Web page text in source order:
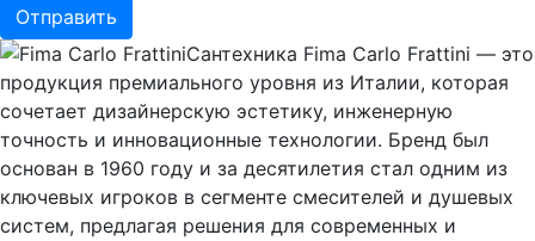
Сантехника Fima Carlo Frattini — это
продукция премиального уровня из Италии, которая
сочетает дизайнерскую эстетику, инженерную
точность и инновационные технологии. Бренд был
основан в 1960 году и за десятилетия стал одним из
ключевых игроков в сегменте смесителей и душевых
систем, предлагая решения для современных и